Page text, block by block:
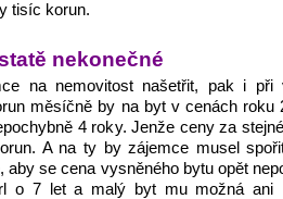
tisíc korun.
nekonečné
na nemovitost našetřit, pak i při
měsíčně by na byt v cenách roku
4 roky. Jenže ceny za
A na ty by zájemce musel
aby se cena vysněného bytu opět
o 7 let a malý byt mu možná ani